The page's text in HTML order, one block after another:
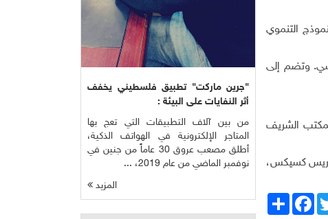
التنموي
وتضم إلى
الشريف
إدريس كسيكس،
انشر
Facebook
"جرين ماركت" تطبيق فلسطيني يخفف
أثر النفايات على البيئة :
من بين آلاف التطبيقات التي تعج بها
المتاجر الإلكترونية في الهواتف الذكية،
أطلق مصعب عروق 30 عاماً من جنين في
نوفمبر الماضي من عام 2019، ...
المزيد